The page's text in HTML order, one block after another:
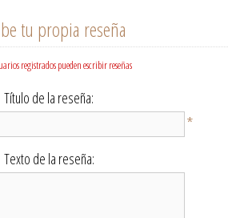
tu propia reseña
registrados pueden escribir reseñas
Título de la reseña:
*
Texto de la reseña: